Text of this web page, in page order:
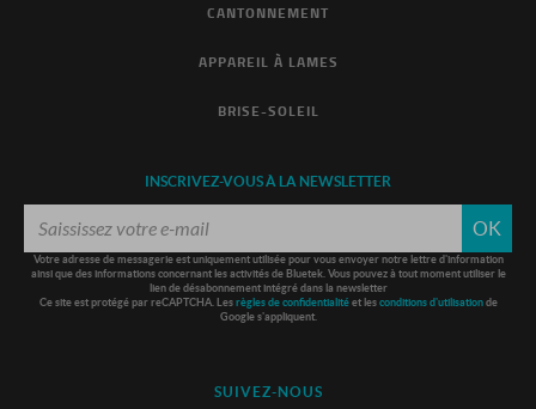
CANTONNEMENT
APPAREIL À LAMES
BRISE-SOLEIL
INSCRIVEZ-VOUS À LA NEWSLETTER
OK
Votre adresse de messagerie est uniquement utilisée pour vous envoyer notre lettre d'information
ainsi que des informations concernant les activités de Bluetek. Vous pouvez à tout moment utiliser le
lien de désabonnement intégré dans la newsletter
Ce site est protégé par reCAPTCHA. Les règles de confidentialitéet les conditions d'utilisationde
Google s'appliquent.
SUIVEZ-NOUS